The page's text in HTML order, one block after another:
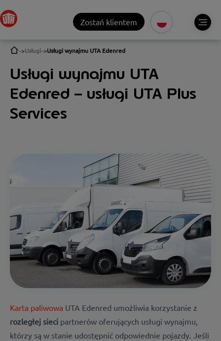
Zostań klientem
Usługi Usługi wynajmu UTA Edenred
Usługi wynajmu UTA
Edenred – usługi UTA Plus
Services
Karta paliwowa UTA Edenred umożliwia korzystanie z
rozległej sieci partnerów oferujących usługi wynajmu,
którzy są w stanie udostępnić odpowiednie pojazdy. Jeśli